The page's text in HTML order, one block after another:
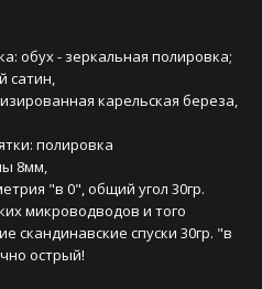
обух - зеркальная полировка;
сатин,
карельская береза,
полировка
8мм,
"в 0", общий угол 30гр.
микроводводов и того
скандинавские спуски 30гр. "в
острый!